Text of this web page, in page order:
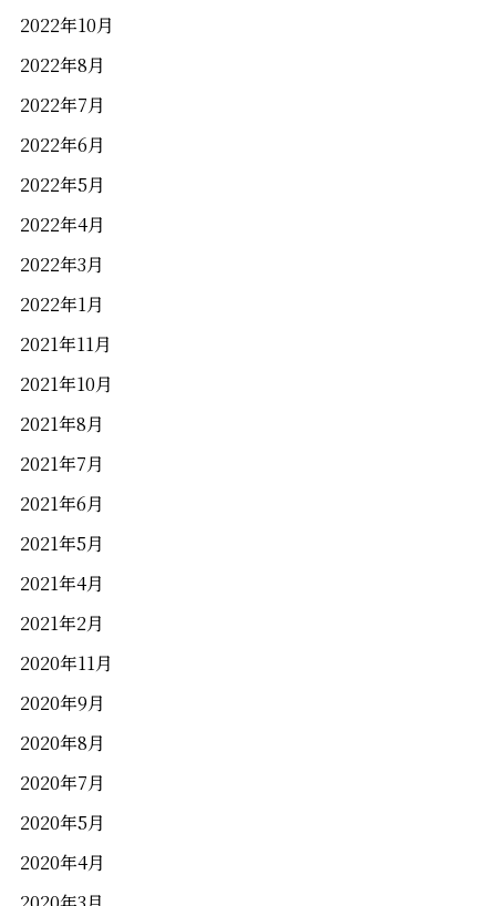
2022年10月
2022年8月
2022年7月
2022年6月
2022年5月
2022年4月
2022年3月
2022年1月
2021年11月
2021年10月
2021年8月
2021年7月
2021年6月
2021年5月
2021年4月
2021年2月
2020年11月
2020年9月
2020年8月
2020年7月
2020年5月
2020年4月